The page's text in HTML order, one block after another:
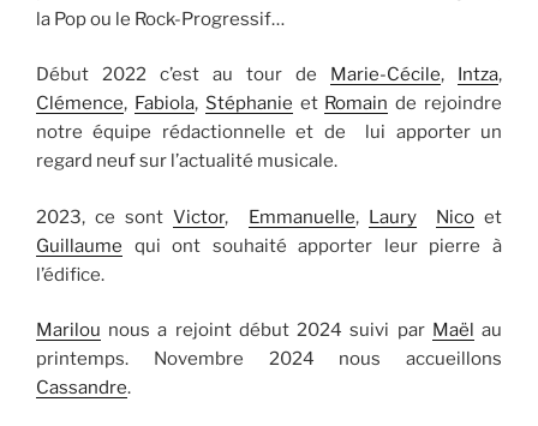
la Pop ou le Rock-Progressif…
Début 2022 c’est au tour de Marie-Cécile, Intza,
Clémence, Fabiola, Stéphanie et Romain de rejoindre
notre équipe rédactionnelle et de lui apporter un
regard neuf sur l’actualité musicale.
2023, ce sontVictor, Emmanuelle, Laury Nicoet
Guillaume qui ont souhaité apporter leur pierre à
l’édifice.
Marilou nous a rejoint début 2024 suivi par Maël au
printemps. Novembre 2024 nous accueillons
Cassandre.